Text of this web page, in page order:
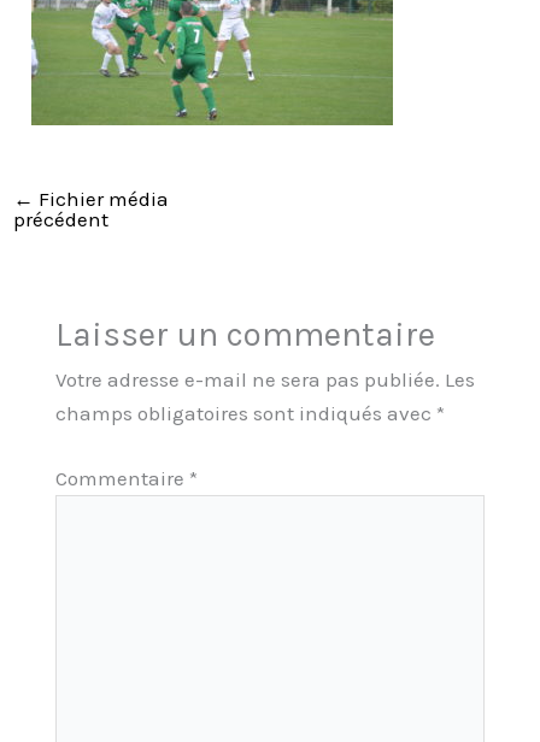
← Fichier média
précédent
Laisser un commentaire
Votre adresse e-mail ne sera pas publiée. Les
champs obligatoires sont indiqués avec *
Commentaire *